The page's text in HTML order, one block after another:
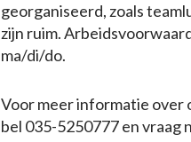
georganiseerd, zoals
zijn ruim.
ma/di/do.
Voor meer informatie over
bel 035-5250777 en vraag